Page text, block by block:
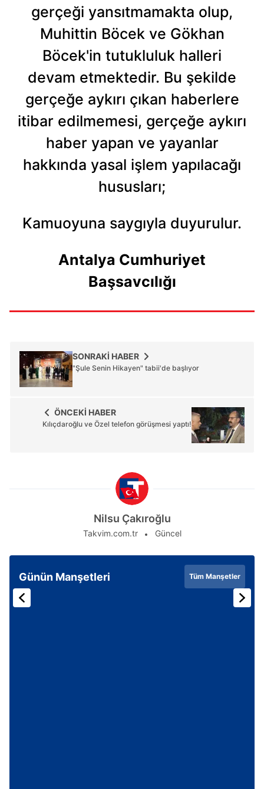
kılınması ve kişiselleştirilmesi ve sizlere yönelik
reklam/pazarlama faaliyetlerinin yapılması, amaçlarıyla
Çerezlere ilişkin tercihlerinizi aşağıda yer alan panel
vasıtasıyla belirleyebilirsiniz. Çerezlere ilişkin detaylı bilgi
için Ayarlar butonuna tıklayabilir,Çerez Bilgilendirme
Metnimizi ziyaret edebilirsiniz.
6698 sayılı Kişisel Verilerin Korunması Kanunu uyarınca
hazırlanmış Aydınlatma Metnimizi okumak ve sitemizde
ilgili mevzuata uygun olarak kullanılan çerezlerle ilgili bilgi
tıklayınız.
gerçeği yansıtmamakta olup,
Muhittin Böcek ve Gökhan
Böcek'in tutukluluk halleri
devam etmektedir. Bu şekilde
gerçeğe aykırı çıkan haberlere
itibar edilmemesi, gerçeğe aykırı
haber yapan ve yayanlar
hakkında yasal işlem yapılacağı
hususları;
Kamuoyuna saygıyla duyurulur.
Antalya Cumhuriyet
Başsavcılığı
SONRAKİ HABER
"Şule Senin Hikayen" tabii'de başlıyor
ÖNCEKİ HABER
Kılıçdaroğlu ve Özel telefon görüşmesi yaptı!
Nilsu Çakıroğlu
Takvim.com.tr Güncel
Günün Manşetleri Tüm Manşetler